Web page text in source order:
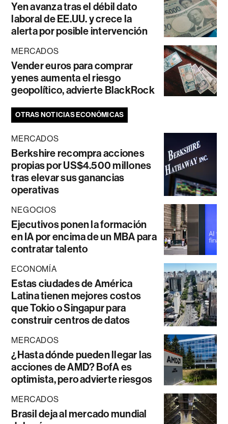
Yen avanza tras el débil dato
laboral de EE.UU. y crece la
alerta por posible intervención
MERCADOS
Vender euros para comprar
yenes aumenta el riesgo
geopolítico, advierte BlackRock
OTRAS NOTICIAS ECONÓMICAS
MERCADOS
Berkshire recompra acciones
propias por US$4.500 millones
tras elevar sus ganancias
operativas
NEGOCIOS
Ejecutivos ponen la formación
en IA por encima de un MBA para
contratar talento
ECONOMÍA
Estas ciudades de América
Latina tienen mejores costos
que Tokio o Singapur para
construir centros de datos
MERCADOS
¿Hasta dónde pueden llegar las
acciones de AMD? BofA es
optimista, pero advierte riesgos
MERCADOS
Brasil deja al mercado mundial